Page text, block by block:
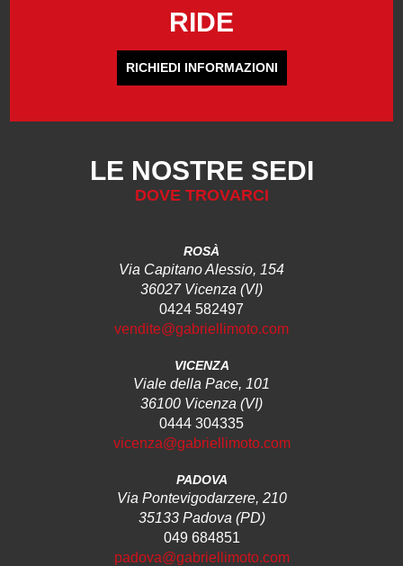
RIDE
RICHIEDI INFORMAZIONI
LE NOSTRE SEDI
DOVE TROVARCI
ROSÀ
Via Capitano Alessio, 154
36027 Vicenza (VI)
0424 582497
vendite@gabriellimoto.com
VICENZA
Viale della Pace, 101
36100 Vicenza (VI)
0444 304335
vicenza@gabriellimoto.com
PADOVA
Via Pontevigodarzere, 210
35133 Padova (PD)
049 684851
padova@gabriellimoto.com